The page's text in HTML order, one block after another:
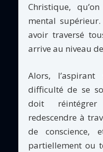
Christique,
mental supérieur.
avoir traversé
arrive au niveau
Alors,
difficulté de se
doit réintégrer
redescendre à
de conscience,
partiellement ou